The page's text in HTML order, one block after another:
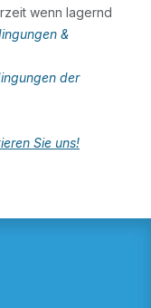
wenn lagernd
&
der
Sie uns!